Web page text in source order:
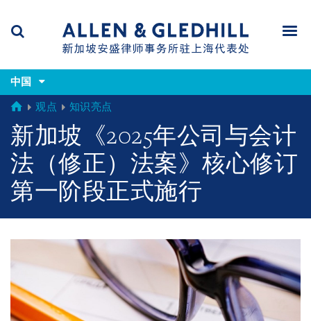
(accesskey
s)
x)
Search
中国
GLOBAL
观点 知识亮点
新加坡《2025年公司与会计
法（修正）法案》核心修订
第一阶段正式施行